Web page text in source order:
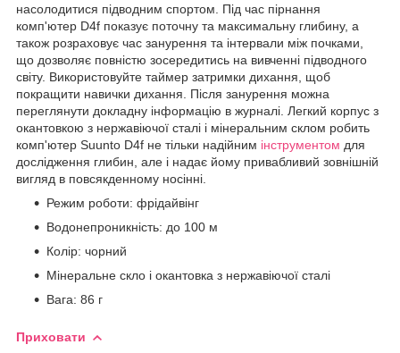
насолодитися підводним спортом. Під час пірнання
комп'ютер D4f показує поточну та максимальну глибину, а
також розраховує час занурення та інтервали між почками,
що дозволяє повністю зосередитись на вивченні підводного
світу. Використовуйте таймер затримки дихання, щоб
покращити навички дихання. Після занурення можна
переглянути докладну інформацію в журналі. Легкий корпус з
окантовкою з нержавіючої сталі і мінеральним склом робить
комп'ютер Suunto D4f не тільки надійним інструментом для
дослідження глибин, але і надає йому привабливий зовнішній
вигляд в повсякденному носінні.
Режим роботи: фрідайвінг
Водонепроникність: до 100 м
Колір: чорний
Мінеральне скло і окантовка з нержавіючої сталі
Вага: 86 г
Приховати